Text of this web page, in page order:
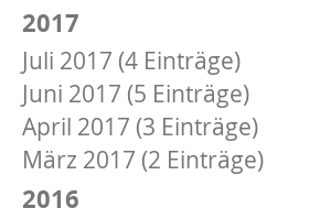
2017
Juli 2017 (4 Einträge)
Juni 2017 (5 Einträge)
April 2017 (3 Einträge)
März 2017 (2 Einträge)
2016